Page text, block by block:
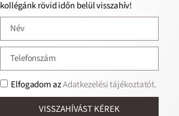
kollégánk rövid időn belül visszahív!
Elfogadom azAdatkezelési tájékoztatót.
VISSZAHÍVÁST KÉREK